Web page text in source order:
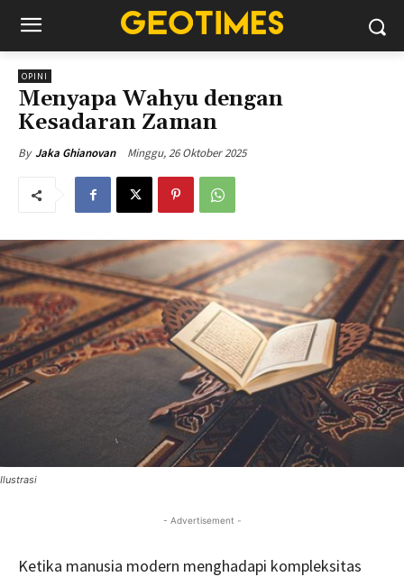
OPINI
Menyapa Wahyu dengan
Kesadaran Zaman
By Jaka Ghianovan Minggu, 26 Oktober 2025
Ilustrasi
- Advertisement -
Ketika manusia modern menghadapi kompleksitas